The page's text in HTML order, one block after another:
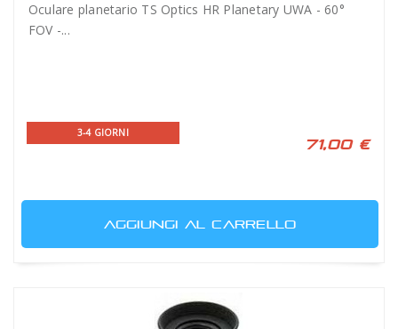
Oculare planetario TS Optics HR Planetary UWA - 60°
FOV -...
3-4 GIORNI
71,00 €
AGGIUNGI AL CARRELLO